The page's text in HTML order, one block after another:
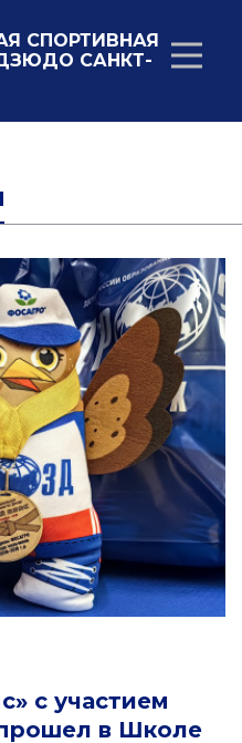
СПОРТИВНАЯ
САНКТ-
с участием
в Школе